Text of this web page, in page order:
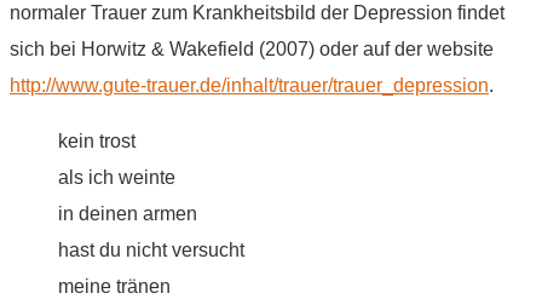
normaler Trauer zum Krankheitsbild der Depression findet
sich bei Horwitz & Wakefield (2007) oder auf der website
http://www.gute-trauer.de/inhalt/trauer/trauer_depression.
kein trost
als ich weinte
in deinen armen
hast du nicht versucht
meine tränen